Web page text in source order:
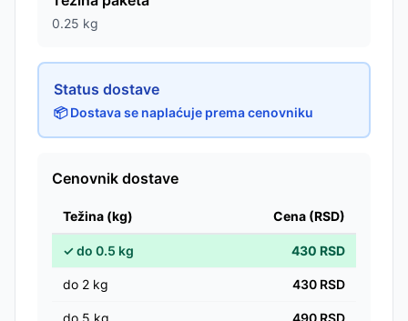
0.25 kg
Status dostave
📦 Dostava se naplaćuje prema cenovniku
Cenovnik dostave
Težina (kg) Cena (RSD)
✓do 0.5 kg 430 RSD
do 2 kg 430 RSD
do 5 kg 490 RSD